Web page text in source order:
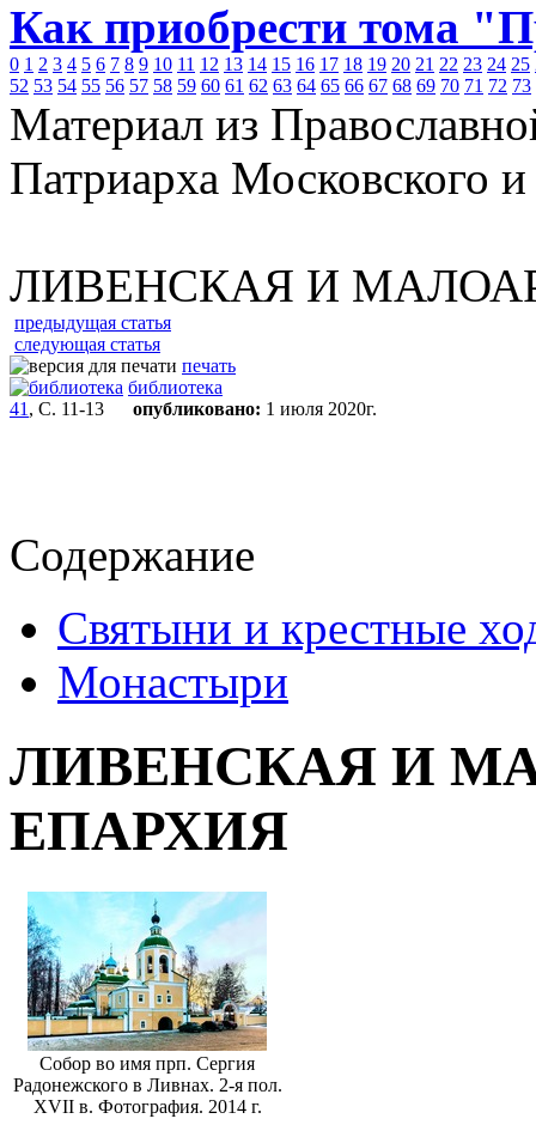
Как приобрести тома
0 1 2 3 4 5 6 7 8 9 10 11 12 13 14 15 16 17 18 19 20 21 22 23 24 25
52 53 54 55 56 57 58 59 60 61 62 63 64 65 66 67 68 69 70 71 72 73
Материал из
Патриарха Московского
ЛИВЕНСКАЯ И
предыдущая статья
следующая статья
печать
библиотека
41 , С. 11-13 опубликовано: 1 июля 2020г.
Содержание
Святыни и крестные
Монастыри
ЛИВЕНСКАЯ И
ЕПАРХИЯ
Собор во имя прп. Сергия
Радонежского в Ливнах. 2-я пол.
XVII в. Фотография. 2014 г.